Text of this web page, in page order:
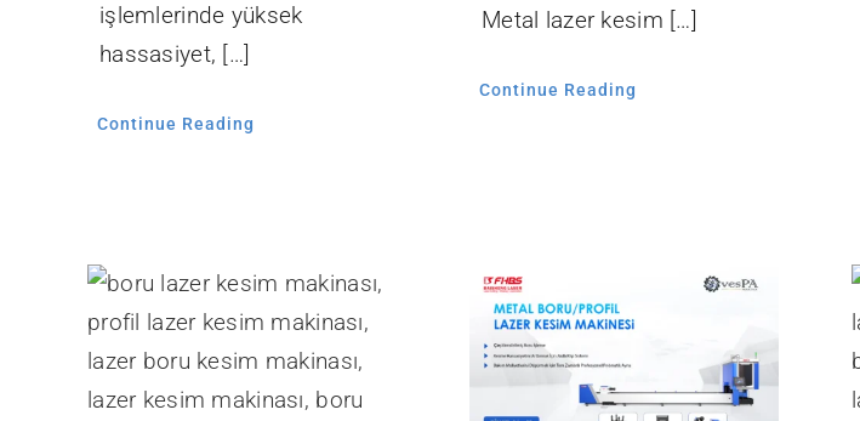
işlemlerinde yüksek
hassasiyet, […]
Continue Reading
Metal lazer kesim […]
Continue Reading